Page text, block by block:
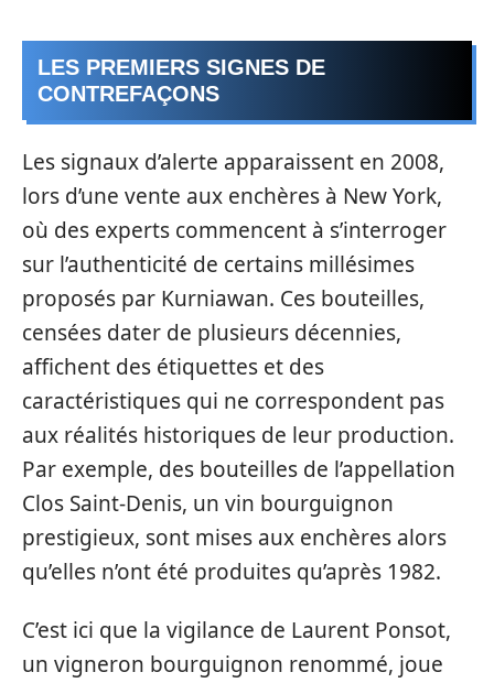
LES PREMIERS SIGNES DE
CONTREFAÇONS
Les signaux d’alerte apparaissent en 2008,
lors d’une vente aux enchères à New York,
où des experts commencent à s’interroger
sur l’authenticité de certains millésimes
proposés par Kurniawan. Ces bouteilles,
censées dater de plusieurs décennies,
affichent des étiquettes et des
caractéristiques qui ne correspondent pas
aux réalités historiques de leur production.
Par exemple, des bouteilles de l’appellation
Clos Saint-Denis, un vin bourguignon
prestigieux, sont mises aux enchères alors
qu’elles n’ont été produites qu’après 1982.
C’est ici que la vigilance de Laurent Ponsot,
un vigneron bourguignon renommé, joue